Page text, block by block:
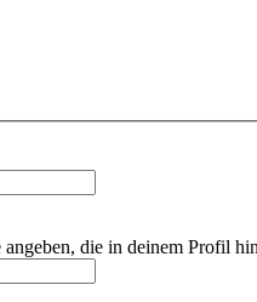
die in deinem Profil